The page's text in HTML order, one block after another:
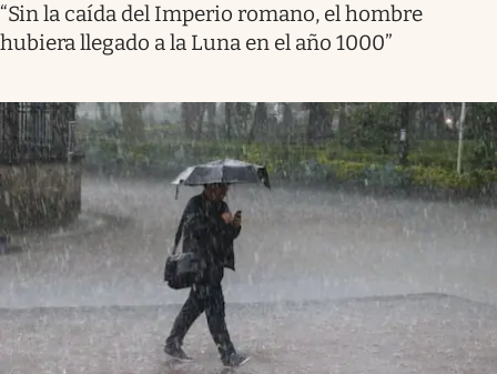
“Sin la caída del Imperio romano, el hombre
hubiera llegado a la Luna en el año 1000”